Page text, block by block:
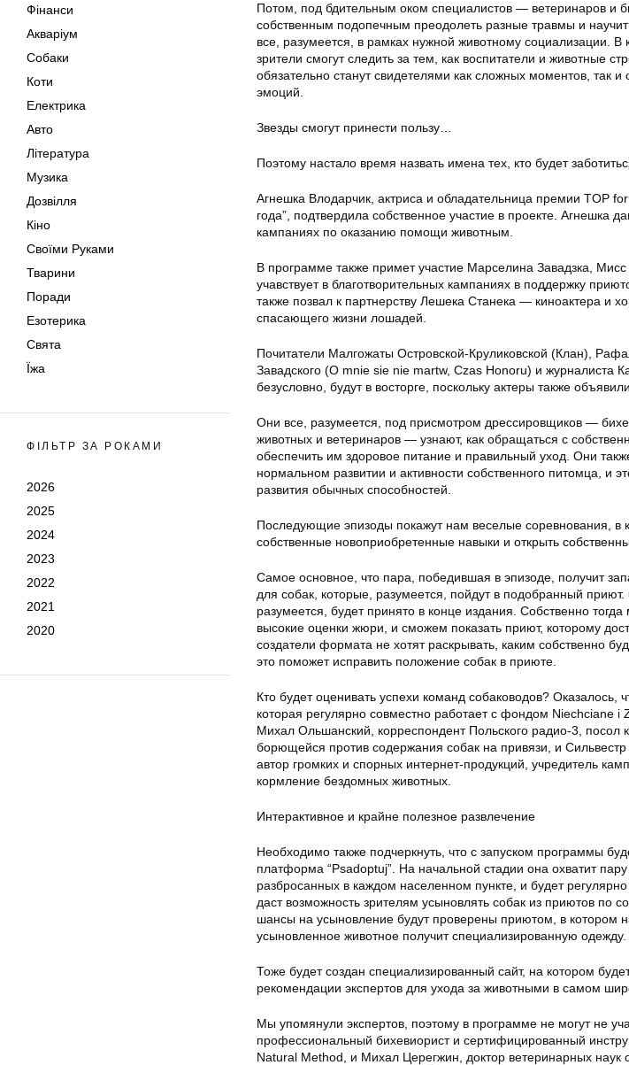
Фінанси
Акваріум
Собаки
Коти
Електрика
Авто
Література
Музика
Дозвілля
Кіно
Своїми Руками
Тварини
Поради
Езотерика
Свята
Їжа
ФІЛЬТР ЗА РОКАМИ
2026
2025
2024
2023
2022
2021
2020
Потом, под бдительным оком специалистов — ветеринаров и
собственным подопечным преодолеть разные травмы и
все, разумеется, в рамках нужной животному социализации. В
зрители смогут следить за тем, как воспитатели и животные
обязательно станут свидетелями как сложных моментов, так
эмоций.
Звезды смогут принести пользу…
Поэтому настало время назвать имена тех, кто будет
Агнешка Влодарчик, актриса и обладательница премии TOP
года”, подтвердила собственное участие в проекте. Агнешка
кампаниях по оказанию помощи животным.
В программе также примет участие Марселина Завадзка,
учавствует в благотворительных кампаниях в поддержку
также позвал к партнерству Лешека Станека — киноактера и
спасающего жизни лошадей.
Почитатели Малгожаты Островской-Круликовской (Клан),
Завадского (O mnie sie nie martw, Czas Honoru) и журналиста
безусловно, будут в восторге, поскольку актеры также
Они все, разумеется, под присмотром дрессировщиков —
животных и ветеринаров — узнают, как обращаться с
обеспечить им здоровое питание и правильный уход. Они
нормальном развитии и активности собственного питомца, и
развития обычных способностей.
Последующие эпизоды покажут нам веселые соревнования, в
собственные новоприобретенные навыки и открыть
Самое основное, что пара, победившая в эпизоде, получит
для собак, которые, разумеется, пойдут в подобранный
разумеется, будет принято в конце издания. Собственно
высокие оценки жюри, и сможем показать приют, которому
создатели формата не хотят раскрывать, каким собственно
это поможет исправить положение собак в приюте.
Кто будет оценивать успехи команд собаководов? Оказалось,
которая регулярно совместно работает с фондом Niechciane
Михал Ольшанский, корреспондент Польского радио-3, посол
борющейся против содержания собак на привязи, и
автор громких и спорных интернет-продукций, учредитель
кормление бездомных животных.
Интерактивное и крайне полезное развлечение
Необходимо также подчеркнуть, что с запуском программы
платформа “Psadoptuj”. На начальной стадии она охватит пару
разбросанных в каждом населенном пункте, и будет
даст возможность зрителям усыновлять собак из приютов по
шансы на усыновление будут проверены приютом, в котором
усыновленное животное получит специализированную одежду.
Тоже будет создан специализированный сайт, на котором
рекомендации экспертов для ухода за животными в самом
Мы упомянули экспертов, поэтому в программе не могут не
профессиональный бихевиорист и сертифицированный
Natural Method, и Михал Церегжин, доктор ветеринарных наук